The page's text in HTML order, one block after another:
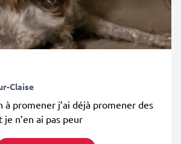
Claise
à promener j’ai déjà promener des
n’en ai pas peur